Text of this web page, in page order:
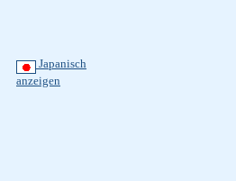
Japanisch
anzeigen